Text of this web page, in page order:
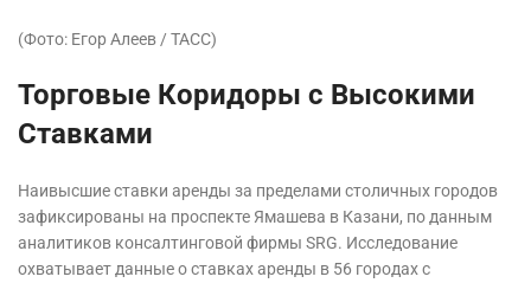
(Фото: Егор Алеев / ТАСС)
Торговые Коридоры с Высокими
Ставками
Наивысшие ставки аренды за пределами столичных городов
зафиксированы на проспекте Ямашева в Казани, по данным
аналитиков консалтинговой фирмы SRG. Исследование
охватывает данные о ставках аренды в 56 городах с